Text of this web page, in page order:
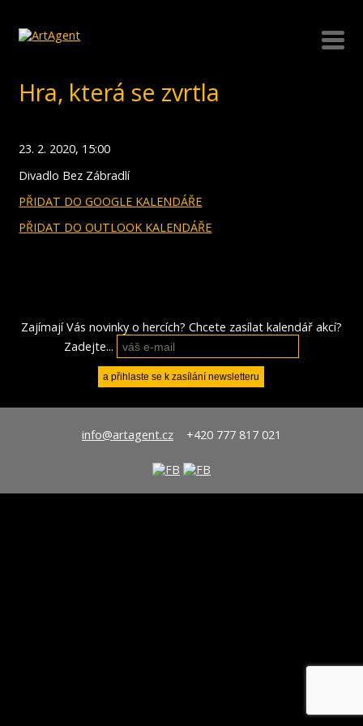
Hra, která se zvrtla
23. 2. 2020, 15:00
Divadlo Bez Zábradlí
PŘIDAT DO GOOGLE KALENDÁŘE
PŘIDAT DO OUTLOOK KALENDÁŘE
Zajímají Vás novinky o hercích? Chcete zasílat kalendář akcí?
Zadejte...
info@artagent.cz+420 777 817 021